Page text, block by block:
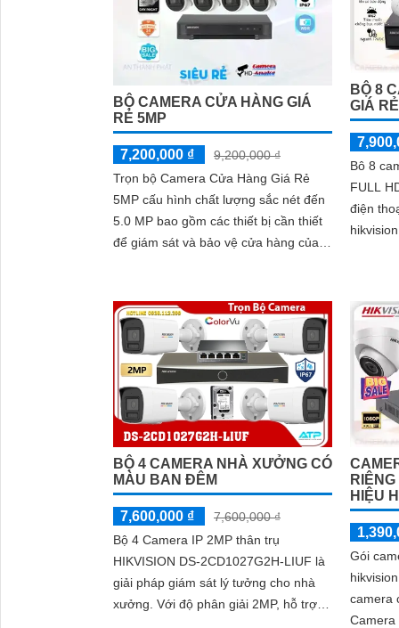
BỘ CAMERA CỬA HÀNG GIÁ
RẺ 5MP
7,200,000 ₫
9,200,000 ₫
Trọn bộ Camera Cửa Hàng Giá Rẻ
5MP cấu hình chất lượng sắc nét đến
5.0 MP bao gồm các thiết bị cần thiết
để giám sát và bảo vệ cửa hàng của
BỘ 8
GIÁ RẺ
Bô 8
FULL
điện
BỘ 4 CAMERA NHÀ XƯỞNG CÓ
MÀU BAN ĐÊM
7,600,000 ₫
7,600,000 ₫
Bộ 4 Camera IP 2MP thân trụ
HIKVISION DS-2CD1027G2H-LIUF là
giải pháp giám sát lý tưởng cho nhà
xưởng. Với độ phân giải 2MP, hỗ trợ
HIỆU
Gói
camera